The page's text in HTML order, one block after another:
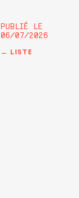
PUBLIÉ LE
06/07/2026
← LISTE